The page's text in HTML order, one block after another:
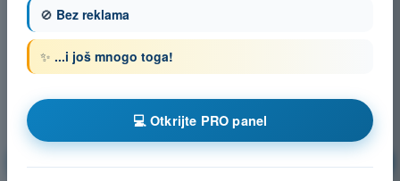
Vazduhoplovni propisi Vežbanje!
🚫 Bez reklama
✨ ...i još mnogo toga!
💻 Otkrijte PRO panel